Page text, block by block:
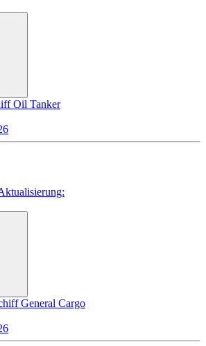
Oil Tanker
General Cargo